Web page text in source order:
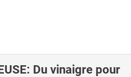
Du vinaigre pour